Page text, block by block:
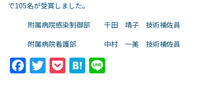
で105名が受賞しました。
附属病院感染制御部 千田 靖子 技術補佐員
附属病院看護部 中村 一美 技術補佐員
F T P H